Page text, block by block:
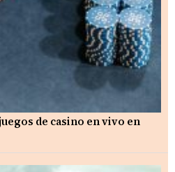
de casino en vivo en